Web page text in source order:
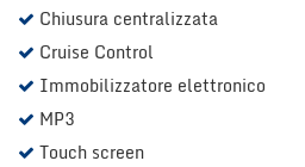
Chiusura centralizzata
Cruise Control
Immobilizzatore elettronico
MP3
Touch screen
rivedere
e
modificare
le
tue
scelte